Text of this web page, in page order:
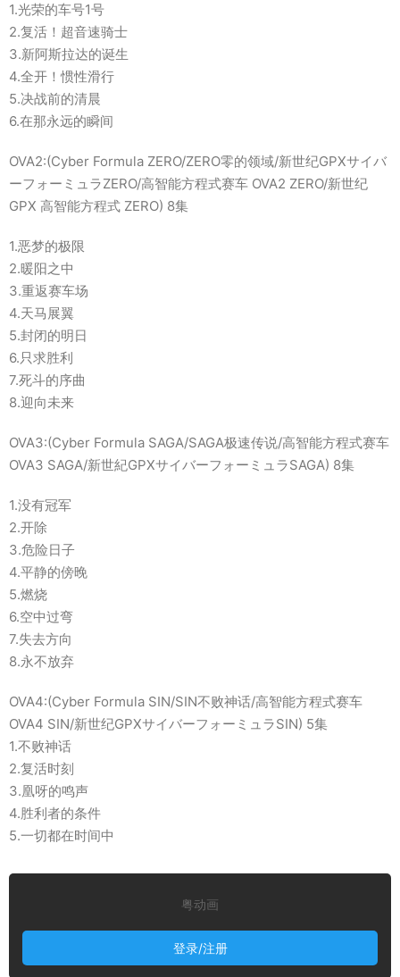
1.光荣的车号1号
2.复活！超音速骑士
3.新阿斯拉达的诞生
4.全开！惯性滑行
5.决战前的清晨
6.在那永远的瞬间
OVA2:(Cyber Formula ZERO/ZERO零的领域/新世纪GPXサイバ
ーフォーミュラZERO/高智能方程式赛车 OVA2 ZERO/新世纪
GPX 高智能方程式 ZERO) 8集
1.恶梦的极限
2.暖阳之中
3.重返赛车场
4.天马展翼
5.封闭的明日
6.只求胜利
7.死斗的序曲
8.迎向未来
OVA3:(Cyber Formula SAGA/SAGA极速传说/高智能方程式赛车
OVA3 SAGA/新世紀GPXサイバーフォーミュラSAGA) 8集
1.没有冠军
2.开除
3.危险日子
4.平静的傍晚
5.燃烧
6.空中过弯
7.失去方向
8.永不放弃
OVA4:(Cyber Formula SIN/SIN不败神话/高智能方程式赛车
OVA4 SIN/新世纪GPXサイバーフォーミュラSIN) 5集
1.不败神话
2.复活时刻
3.凰呀的鸣声
4.胜利者的条件
5.一切都在时间中
粤动画
登录/注册